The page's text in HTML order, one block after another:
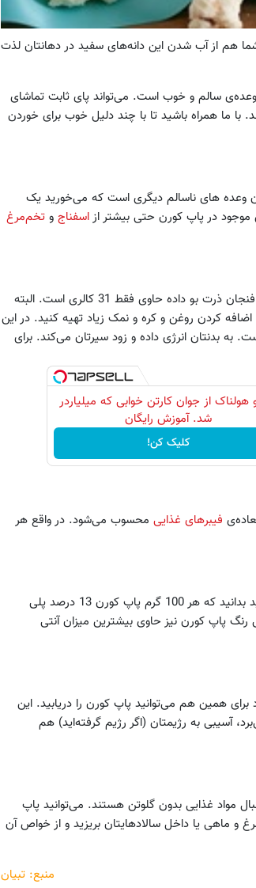
هم از آب شدن این دانه‌های سفید در دهانتان لذت
سالم و خوب است. می‌تواند پای ثابت تماشای
ما همراه باشید تا با چند دلیل خوب برای خوردن
وعده های ناسالم دیگری است که می‌خورید یک
در پاپ کورن حتی بیشتر از اسفناج و تخم‌مرغ
اگر به دنبال وزن ایده آل و لاغری هستید پاپ کورن را دریابید. یک فنجان ذرت بو داده حاوی فقط 31 کالری است. البته
کردن روغن و کره و نمک زیاد تهیه کنید. در این
بدنتان انرژی داده و زود سیرتان می‌کند. برای
هولناک از جوان کارتن خوابی که میلیاردر
شد. آموزش رایگان
کلیک کن!
فیبرهای غذایی محسوب می‌شود. در واقع هر
پاپ کورن همانند میوه‌ها و سبزی‌جات فیبر و آنتی‌اکسیدان دارد. باید بدانید که هر 100 گرم پاپ کورن 13 درصد پلی
رنگ پاپ کورن نیز حاوی بیشترین میزان آنتی
همین هم می‌توانید پاپ کورن را دریابید. این
آسیبی به رژیمتان (اگر رژیم گرفته‌اید) هم
مواد غذایی بدون گلوتن هستند. می‌توانید پاپ
و ماهی یا داخل سالادهایتان بریزید و از خواص آن
منبع: تبیان